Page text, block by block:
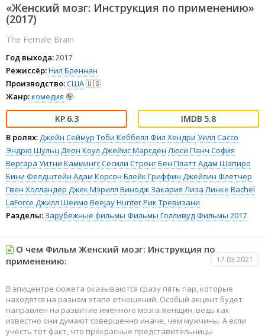
«Женский мозг: Инструкция по применению»
(2017)
The Female Brain
Год выхода:2017
Режиссёр:Нил Бреннан
Производство:США🇺🇸
Жанр:комедия 🤪
6.3 5.8
В ролях:Джейн Сеймур Тоби Кеббелл Фил Хендри Уилл Сассо
Эндрю ШульцДеон Коул Джеймс Марсден Люси Панч София
Вергара Уитни КаммингсСесили СтронгБен ПлаттАдам Шапиро
Бини Фелдштейн Адам Корсон Блейк Гриффин Джейлин Флетчер
Гвен Холландер Джек Мэрилл Винодж Закария Лиза Линке Rachel
LaForce Джилл Шеимо Beejay HunterРик Тревизани
Разделы: Зарубежные фильмы Фильмы ГолливудФильмы 2017
О чем Фильм Женский мозг: Инструкция по
применению:
17.03.2021
В эпицентре сюжета оказываются сразу пять пар, которые
находятся на разном этапе отношений. Особый акцент будет
направлен на развитие именного мозга женщин, ведь как
известно они думают совершенно иначе, чем мужчины. А если
учесть тот факт, что прекрасные представительницы